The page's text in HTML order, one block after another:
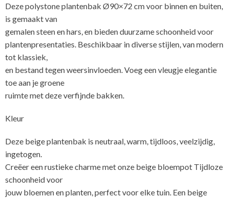
Deze polystone plantenbak Ø90×72 cm voor binnen en buiten,
is gemaakt van
gemalen steen en hars, en bieden duurzame schoonheid voor
plantenpresentaties. Beschikbaar in diverse stijlen, van modern
tot klassiek,
en bestand tegen weersinvloeden. Voeg een vleugje elegantie
toe aan je groene
ruimte met deze verfijnde bakken.
Kleur
Deze beige plantenbak is neutraal, warm, tijdloos, veelzijdig,
ingetogen.
Creëer een rustieke charme met onze beige bloempot Tijdloze
schoonheid voor
jouw bloemen en planten, perfect voor elke tuin. Een beige